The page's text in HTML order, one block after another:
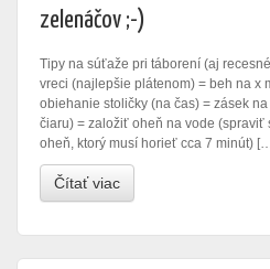
zelenáčov ;-)
Tipy na súťaže pri táborení (aj
vreci (najlepšie plátenom) = beh na x
obiehanie stoličky (na čas) = zásek
čiaru) = založiť oheň na vode
oheň, ktorý musí horieť cca 7 minút)
Čítať viac